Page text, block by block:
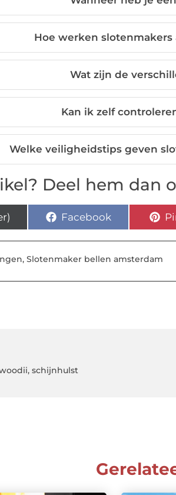
Hoe werken
Wat zijn de
Kan ik zelf
Welke veiligheidstips geven
Deel hem dan
Facebook
, Slotenmaker bellen amsterdam
schijnhulst